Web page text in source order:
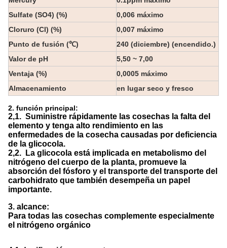
Sulfate (SO4) (%)
0,006 máximo
Cloruro (Cl) (%)
0,007 máximo
Punto de fusión (℃)
240 (diciembre) (encendido.)
Valor de pH
5,50 ~ 7,00
Ventaja (%)
0,0005 máximo
Almacenamiento
en lugar seco y fresco
2. función principal:
2,1. Suministre rápidamente las cosechas la falta del
elemento y tenga alto rendimiento en las
enfermedades de la cosecha causadas por deficiencia
de la glicocola.
2,2.
La glicocola está implicada en metabolismo del
nitrógeno del cuerpo de la planta, promueve la
absorción del fósforo y el transporte del transporte del
carbohidrato que también desempeña un papel
importante.
3. alcance:
Para todas las cosechas complemente especialmente
el nitrógeno orgánico